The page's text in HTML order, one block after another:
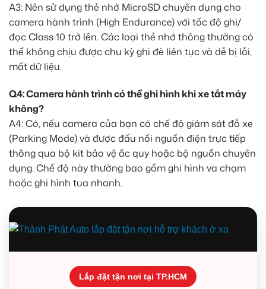
A3: Nên sử dụng thẻ nhớ MicroSD chuyên dụng cho
camera hành trình (High Endurance) với tốc độ ghi/
đọc Class 10 trở lên. Các loại thẻ nhớ thông thường có
thể không chịu được chu kỳ ghi đè liên tục và dễ bị lỗi,
mất dữ liệu.
Q4: Camera hành trình có thể ghi hình khi xe tắt máy
không?
A4: Có, nếu camera của bạn có chế độ giám sát đỗ xe
(Parking Mode) và được đấu nối nguồn điện trực tiếp
thông qua bộ kit bảo vệ ắc quy hoặc bộ nguồn chuyên
dụng. Chế độ này thường bao gồm ghi hình va chạm
hoặc ghi hình tua nhanh.
Lắp đặt tận nơi tại TP.HCM